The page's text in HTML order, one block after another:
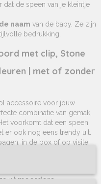
de speen van je kleintje
naam van de baby. Ze zijn
bedrukking.
met clip, Stone
| met of zonder
accessoire voor jouw
combinatie van gemak,
voorkomt dat een speen
er ook nog eens trendy uit.
in de box of op visite!
uit meerdere